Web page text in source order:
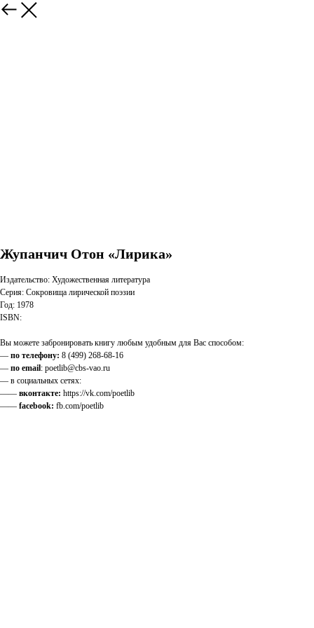
Жупанчич Отон «Лирика»
Издательство: Художественная литература
Серия: Сокровища лирической поэзии
Год: 1978
ISBN:
Вы можете забронировать книгу любым удобным для Вас способом:
— по телефону: 8 (499) 268-68-16
— по email: poetlib@cbs-vao.ru
— в социальных сетях:
—— вконтакте: https://vk.com/poetlib
—— facebook: fb.com/poetlib